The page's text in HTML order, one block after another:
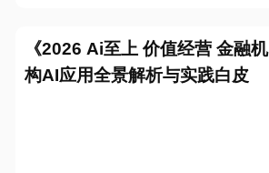
《2026 Ai至上 价值经营 金融机
构AI应用全景解析与实践白皮